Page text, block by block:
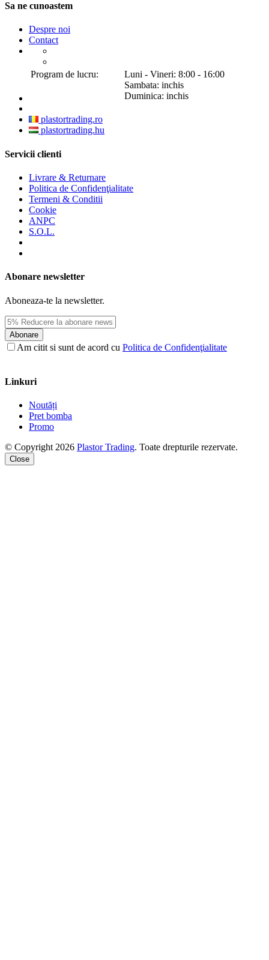
Sa ne cunoastem
Despre noi
Contact
Program de lucru:
Luni - Vineri: 8:00 - 16:00
Sambata: inchis
Duminica: inchis
plastortrading.ro
plastortrading.hu
Servicii clienti
Livrare & Returnare
Politica de Confidenţialitate
Termeni & Conditii
Cookie
ANPC
S.O.L.
Abonare newsletter
Aboneaza-te la newsletter.
Abonare
Am citit si sunt de acord cu Politica de Confidenţialitate
Linkuri
Noutăți
Pret bomba
Promo
© Copyright 2026 Plastor Trading. Toate drepturile rezervate.
Close